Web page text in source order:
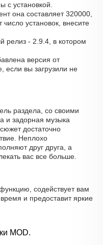
с установкой.
она составляет 320000,
установок, внесите
релиз - 2.9.4, в котором
версия от
если вы загрузили не
раздела, со своими
и задорная музыка
достаточно
Неплохо
друг друга, а
вас все больше.
содействует вам
и предоставит яркие
MOD.